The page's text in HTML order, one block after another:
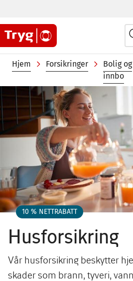
hovedinnhold
Navigasjonssti
Hjem Forsikringer
Bolig og
innbo
10 % NETTRABATT
Husforsikring
Vår husforsikring beskytter
skader som brann, tyveri,